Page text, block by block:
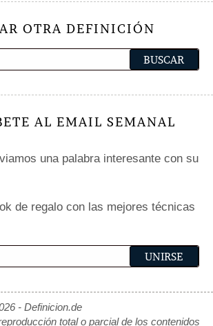
OTRA DEFINICIÓN
AL EMAIL SEMANAL
una palabra interesante con su
de regalo con las mejores técnicas
- Definicion.de
total o parcial de los contenidos